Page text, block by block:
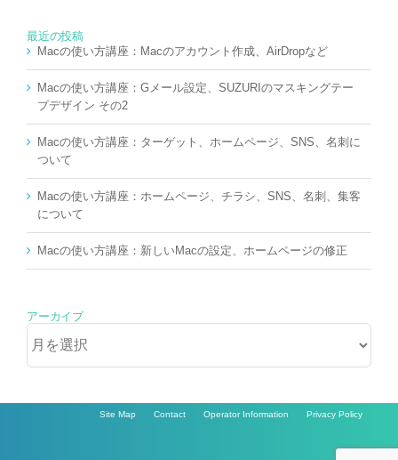
最近の投稿
Macの使い方講座：Macのアカウント作成、AirDropなど
Macの使い方講座：Gメール設定、SUZURIのマスキングテー
プデザイン その2
Macの使い方講座：ターゲット、ホームページ、SNS、名刺に
ついて
Macの使い方講座：ホームページ、チラシ、SNS、名刺、集客
について
Macの使い方講座：新しいMacの設定、ホームページの修正
アーカイブ
ー
カ
ブ
Site Map Contact Operator Information Privacy Policy